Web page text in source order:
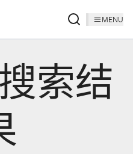
MENU
索结